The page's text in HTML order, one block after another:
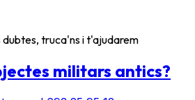
dubtes, truca'ns i t'ajudarem
militars antics?